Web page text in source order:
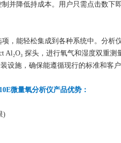
并降低持成本。用户只需点击数
，能轻松集成到各种系统中。分
Al₂O₃ 探头，进行氧气和湿度双重
设施，确保能遵循现行的标准和客
微量氧分析仪产品优势：
)